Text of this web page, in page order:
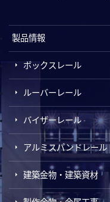
製品情報
ボックスレール
ルーバーレール
バイザーレール
アルミスパンドレール
建築金物・建築資材